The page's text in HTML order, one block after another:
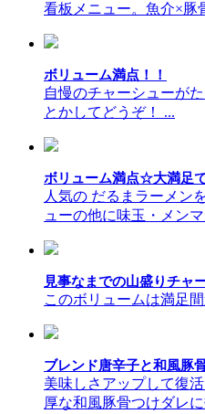
看板メニュー。魚介×豚
ボリューム満点！！
自慢のチャーシューが
とかしてどうぞ！ ...
ボリューム満点☆大満足
人気の だるまラーメン
ューの他に味玉・メン
見事なまでの山盛りチャ
このボリュームは満足
ブレンド唐辛子と和風豚
美味しさアップして復
厚な和風豚骨つけダレ